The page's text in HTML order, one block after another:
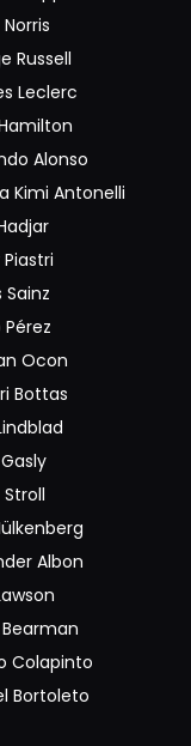
Verder is Hamilton
nest . Nuf said 😂
dat hij idd een
ieder coureur was
de saaiste coureurs
Russell
Leclerc
Alonso
Kimi Antonelli
Sainz
Pérez
Ocon
Bottas
Albon
Colapinto
Bortoleto